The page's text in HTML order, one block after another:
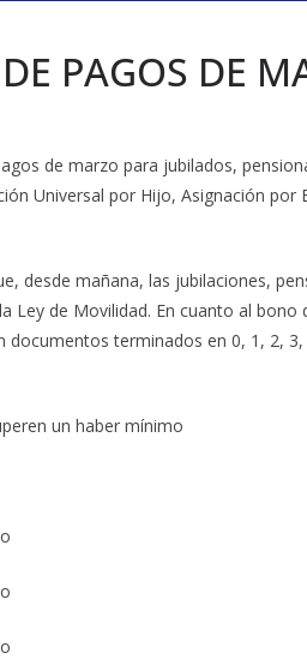
PAGOS DE
de marzo para jubilados,
Universal por Hijo, Asignación por
desde mañana, las jubilaciones,
Ley de Movilidad. En cuanto al bono
documentos terminados en 0, 1, 2,
un haber mínimo